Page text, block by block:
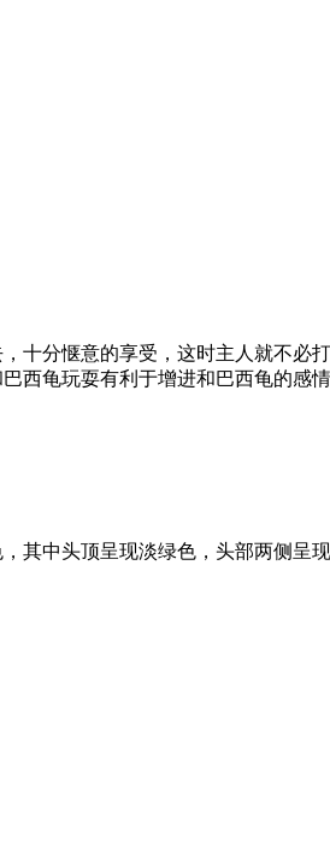
十分惬意的享受，这时主人就不必
西龟玩耍有利于增进和巴西龟的感
其中头顶呈现淡绿色，头部两侧呈